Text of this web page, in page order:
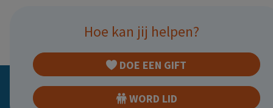
Hoe kan jij helpen?
DOE EEN GIFT
WORD LID